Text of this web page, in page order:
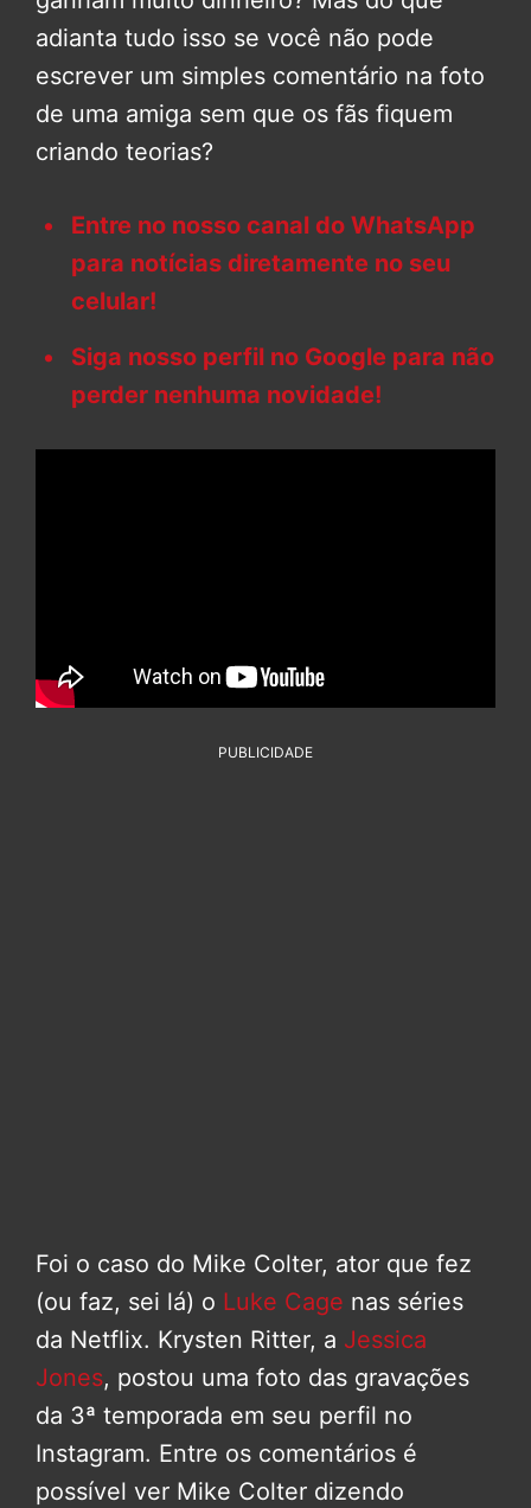
adianta tudo isso se você não pode
escrever um simples comentário na foto
de uma amiga sem que os fãs fiquem
criando teorias?
Entre no nosso canal do WhatsApp
para notícias diretamente no seu
celular!
Siga nosso perfil no Google para não
perder nenhuma novidade!
PUBLICIDADE
Foi o caso do Mike Colter, ator que fez
(ou faz, sei lá) o Luke Cage nas séries
da Netflix. Krysten Ritter, a Jessica
Jones, postou uma foto das gravações
da 3ª temporada em seu perfil no
Instagram. Entre os comentários é
possível ver Mike Colter dizendo